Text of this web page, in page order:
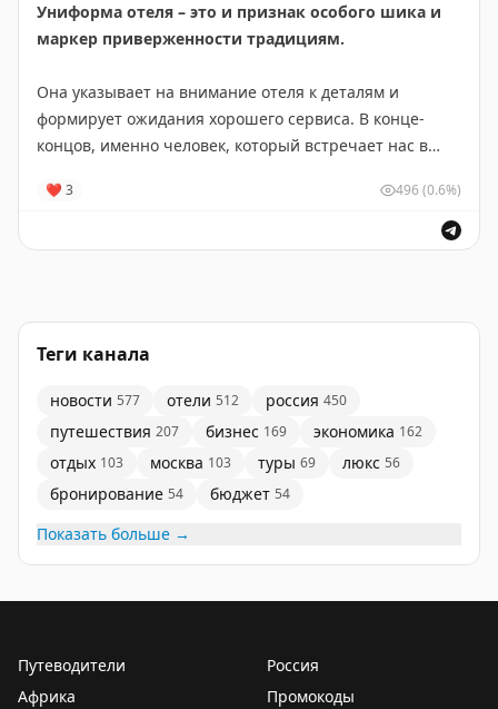
Униформа отеля – это и признак особого шика и
маркер приверженности традициям.
Она указывает на внимание отеля к деталям и
формирует ожидания хорошего сервиса. В конце-
концов, именно человек, который встречает нас в
останется навсегда.
Сделал для вас подборку людей в униформе из
Les Airelles Courchevel
Ritz Paris
Dusit Thani Bangkok
Oberoi Udaivilas
❤ 3 496 (0.6%)
Теги канала
новости 577 отели 512 россия 450
путешествия 207 бизнес 169 экономика 162
отдых 103 москва 103 туры 69 люкс 56
бронирование 54 бюджет 54
Показать больше →
Путеводители
Россия
Африка
Промокоды